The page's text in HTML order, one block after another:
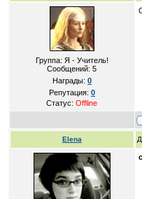
Группа: Я - Учитель!
Сообщений:5
Награды: 0
Репутация: 0
Статус:Offline
Elena